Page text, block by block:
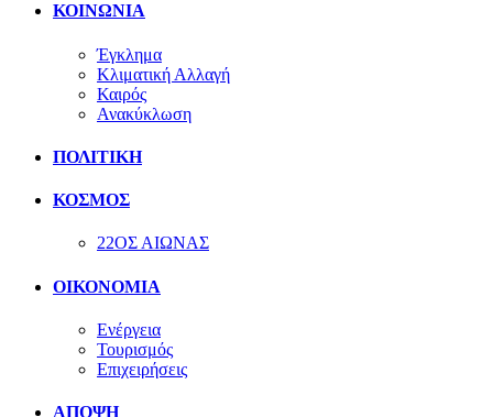
ΚΟΙΝΩΝΙΑ
Έγκλημα
Κλιματική Αλλαγή
Καιρός
Ανακύκλωση
ΠΟΛΙΤΙΚΗ
ΚΟΣΜΟΣ
22ΟΣ ΑΙΩΝΑΣ
ΟΙΚΟΝΟΜΙΑ
Ενέργεια
Τουρισμός
Επιχειρήσεις
ΑΠΟΨΗ